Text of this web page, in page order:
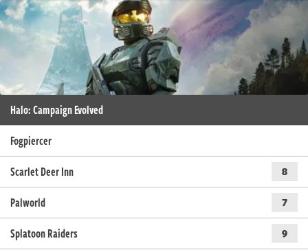
Halo: Campaign Evolved
Fogpiercer
Scarlet Deer Inn
8
Palworld 7
Splatoon Raiders 9